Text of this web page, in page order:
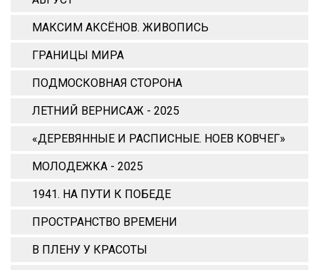
МАКСИМ АКСЁНОВ. ЖИВОПИСЬ
ГРАНИЦЫ МИРА
ПОДМОСКОВНАЯ СТОРОНА
ЛЕТНИЙ ВЕРНИСАЖ - 2025
«ДЕРЕВЯННЫЕ И РАСПИСНЫЕ. НОЕВ КОВЧЕГ»
МОЛОДЕЖКА - 2025
1941. НА ПУТИ К ПОБЕДЕ
ПРОСТРАНСТВО ВРЕМЕНИ
В ПЛЕНУ У КРАСОТЫ